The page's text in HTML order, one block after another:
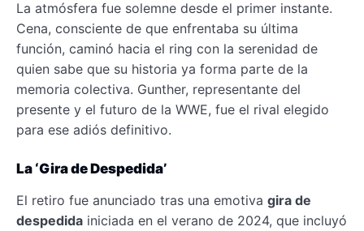
La atmósfera fue solemne desde el primer instante.
Cena, consciente de que enfrentaba su última
función, caminó hacia el ring con la serenidad de
quien sabe que su historia ya forma parte de la
memoria colectiva. Gunther, representante del
presente y el futuro de la WWE, fue el rival elegido
para ese adiós definitivo.
La ‘Gira de Despedida’
El retiro fue anunciado tras una emotiva gira de
despedida iniciada en el verano de 2024, que incluyó